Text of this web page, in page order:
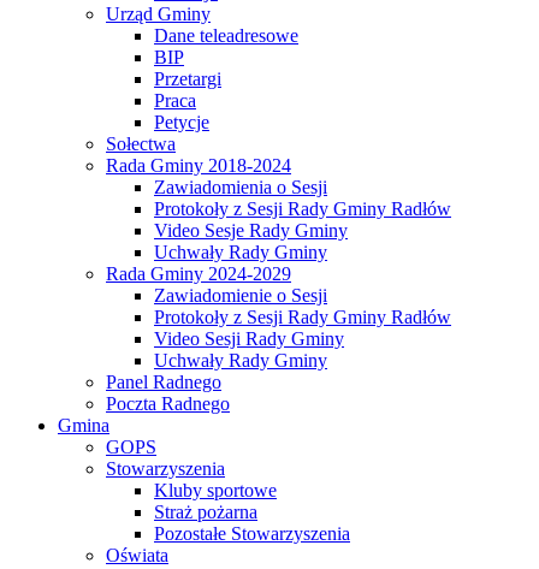
Urząd Gminy
Dane teleadresowe
BIP
Przetargi
Praca
Petycje
Sołectwa
Rada Gminy 2018-2024
Zawiadomienia o Sesji
Protokoły z Sesji Rady Gminy Radłów
Video Sesje Rady Gminy
Uchwały Rady Gminy
Rada Gminy 2024-2029
Zawiadomienie o Sesji
Protokoły z Sesji Rady Gminy Radłów
Video Sesji Rady Gminy
Uchwały Rady Gminy
Panel Radnego
Poczta Radnego
Gmina
GOPS
Stowarzyszenia
Kluby sportowe
Straż pożarna
Pozostałe Stowarzyszenia
Oświata